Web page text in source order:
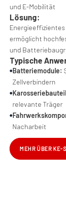
und E-Mobilität
Lösung:
Energieeffizientes
ermöglicht
und
Typische
Batteriemodule:
Zellverbindern
relevante Träger
Nacharbeit
MEHR ÜBER KE-